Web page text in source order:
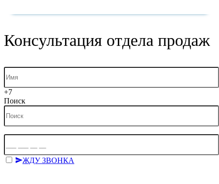
Консультация отдела продаж
+7
Поиск
ЖДУ ЗВОНКА